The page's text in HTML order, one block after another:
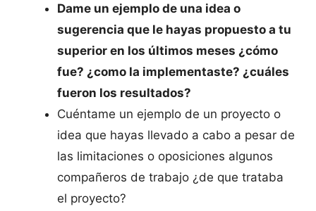
Dame un ejemplo de una idea o
sugerencia que le hayas propuesto a tu
superior en los últimos meses ¿cómo
fue? ¿como la implementaste? ¿cuáles
fueron los resultados?
Cuéntame un ejemplo de un proyecto o
idea que hayas llevado a cabo a pesar de
las limitaciones o oposiciones algunos
compañeros de trabajo ¿de que trataba
el proyecto?